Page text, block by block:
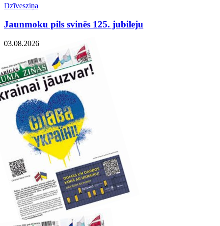
Dzīvesziņa
Jaunmoku pils svinēs 125. jubileju
03.08.2026